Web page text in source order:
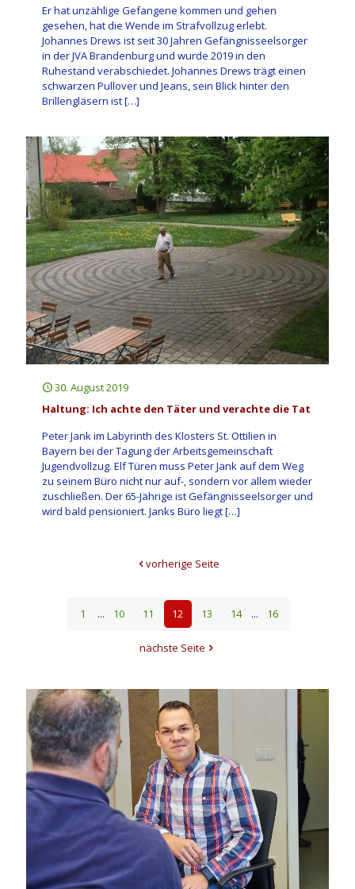
Er hat unzählige Gefangene kommen und gehen
gesehen, hat die Wende im Strafvollzug erlebt.
Johannes Drews ist seit 30 Jahren Gefängnisseelsorger
in der JVA Brandenburg und wurde 2019 in den
Ruhestand verabschiedet. Johannes Drews trägt einen
schwarzen Pullover und Jeans, sein Blick hinter den
Brillengläsern ist[…]
30. August 2019
Haltung: Ich achte den Täter und verachte die Tat
Peter Jank im Labyrinth des Klosters St. Ottilien in
Bayern bei der Tagung der Arbeitsgemeinschaft
Jugendvollzug. Elf Türen muss Peter Jank auf dem Weg
zu seinem Büro nicht nur auf-, sondern vor allem wieder
zuschließen. Der 65-Jährige ist Gefängnisseelsorger und
wird bald pensioniert. Janks Büro liegt[…]
vorherige Seite
1 ... 10 11 12 13 14 ... 16
nächste Seite